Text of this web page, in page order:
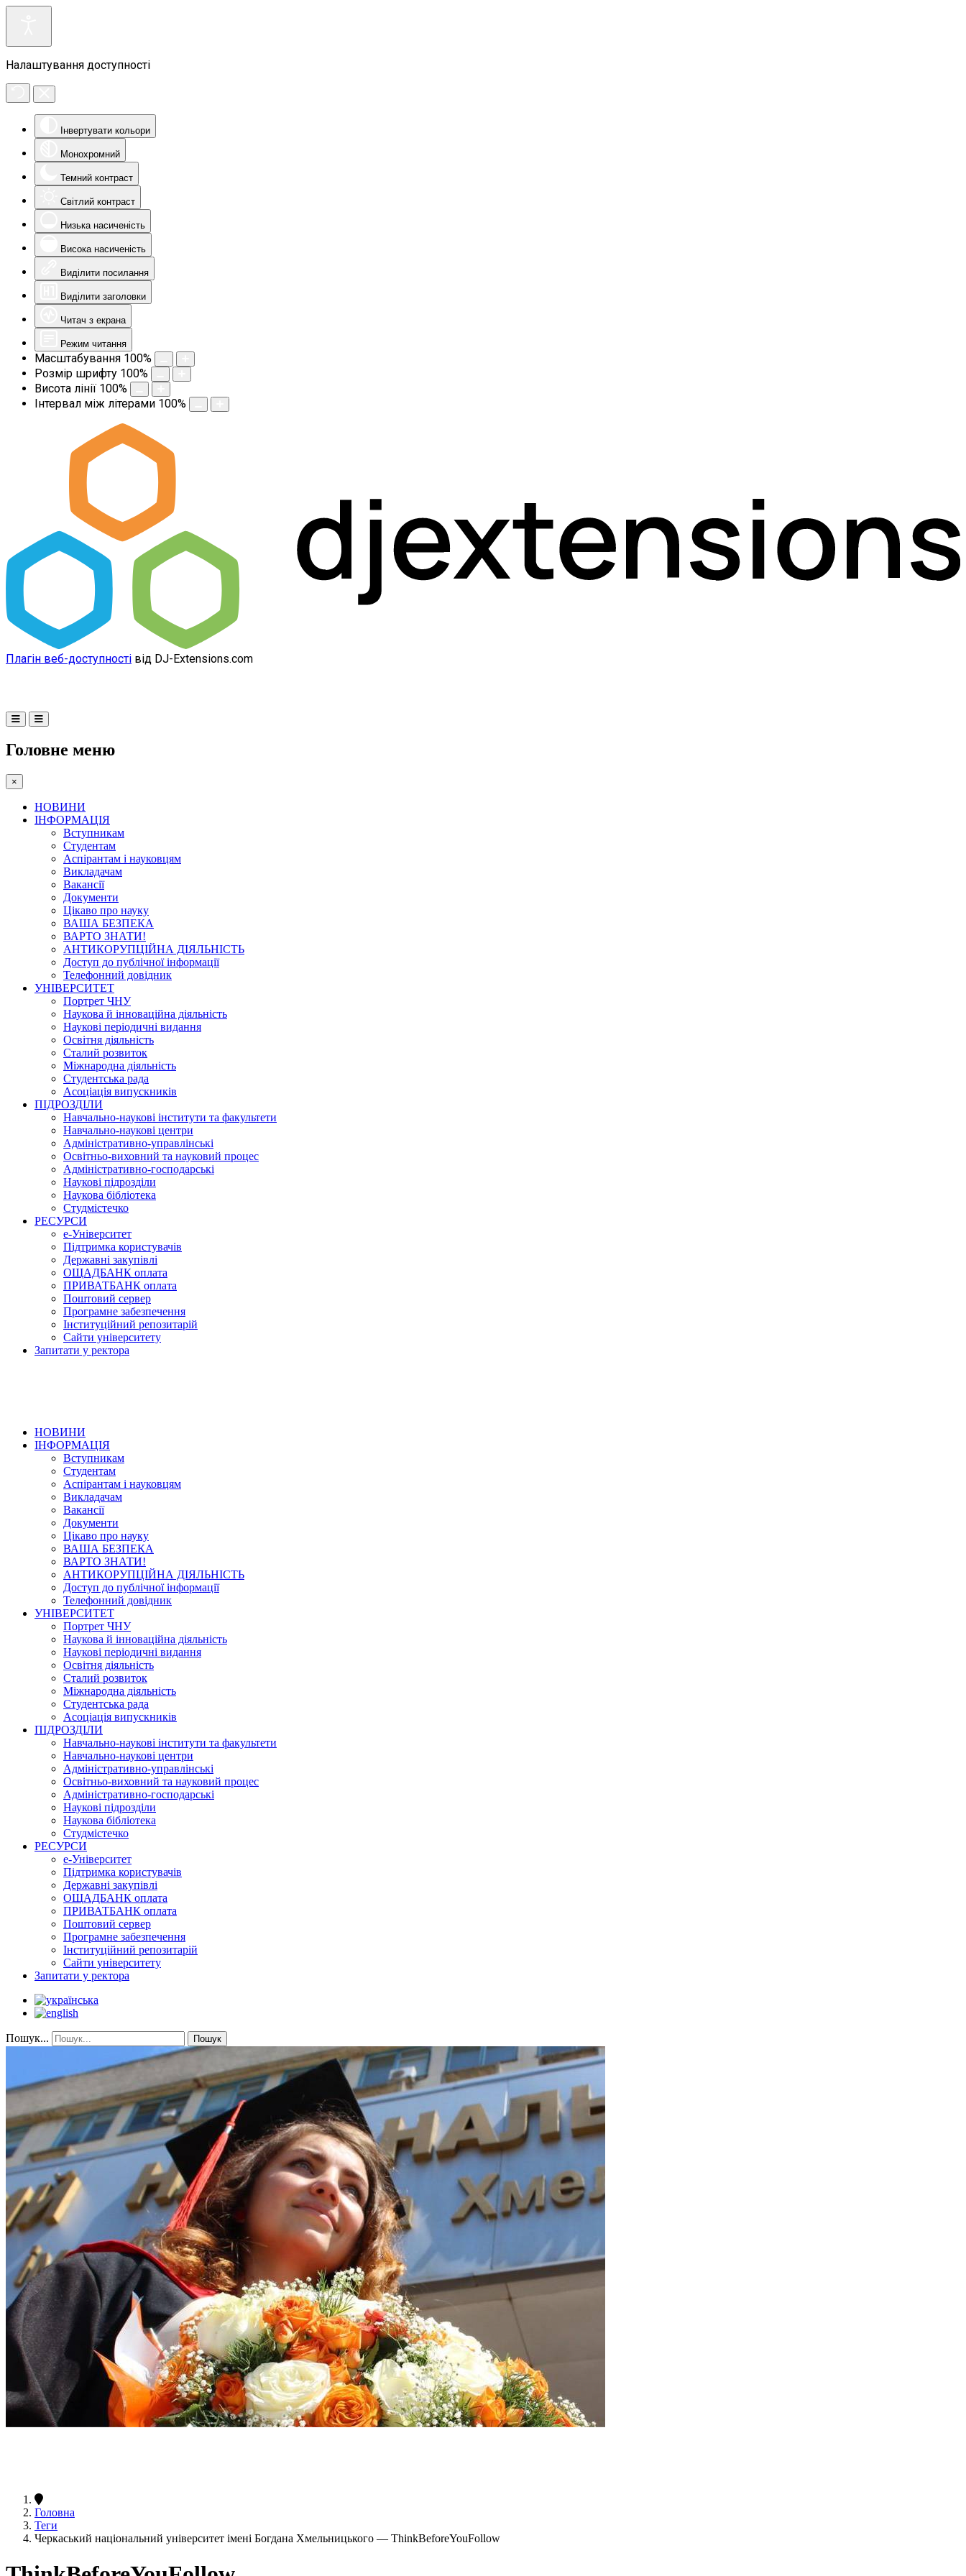
Налаштування доступності
Інвертувати кольори
Монохромний
Темний контраст
Світлий контраст
Низька насиченість
Висока насиченість
Виділити посилання
Виділити заголовки
Читач з екрана
Режим читання
Масштабування 100%
Розмір шрифту 100%
Висота лінії 100%
Інтервал між літерами 100%
Плагін веб-доступності від DJ-Extensions.com
Головне меню
×
НОВИНИ
ІНФОРМАЦІЯ
Вступникам
Студентам
Аспірантам і науковцям
Викладачам
Вакансії
Документи
Цікаво про науку
ВАША БЕЗПЕКА
ВАРТО ЗНАТИ!
АНТИКОРУПЦІЙНА ДІЯЛЬНІСТЬ
Доступ до публічної інформації
Телефонний довідник
УНІВЕРСИТЕТ
Портрет ЧНУ
Наукова й інноваційна діяльність
Наукові періодичні видання
Освітня діяльність
Сталий розвиток
Міжнародна діяльність
Студентська рада
Асоціація випускників
ПІДРОЗДІЛИ
Навчально-наукові інститути та факультети
Навчально-наукові центри
Адміністративно-управлінські
Освітньо-виховний та науковий процес
Адміністративно-господарські
Наукові підрозділи
Наукова бібліотека
Студмістечко
РЕСУРСИ
е-Університет
Підтримка користувачів
Державні закупівлі
ОЩАДБАНК оплата
ПРИВАТБАНК оплата
Поштовий сервер
Програмне забезпечення
Інституційний репозитарій
Сайти університету
Запитати у ректора
НОВИНИ
ІНФОРМАЦІЯ
Вступникам
Студентам
Аспірантам і науковцям
Викладачам
Вакансії
Документи
Цікаво про науку
ВАША БЕЗПЕКА
ВАРТО ЗНАТИ!
АНТИКОРУПЦІЙНА ДІЯЛЬНІСТЬ
Доступ до публічної інформації
Телефонний довідник
УНІВЕРСИТЕТ
Портрет ЧНУ
Наукова й інноваційна діяльність
Наукові періодичні видання
Освітня діяльність
Сталий розвиток
Міжнародна діяльність
Студентська рада
Асоціація випускників
ПІДРОЗДІЛИ
Навчально-наукові інститути та факультети
Навчально-наукові центри
Адміністративно-управлінські
Освітньо-виховний та науковий процес
Адміністративно-господарські
Наукові підрозділи
Наукова бібліотека
Студмістечко
РЕСУРСИ
е-Університет
Підтримка користувачів
Державні закупівлі
ОЩАДБАНК оплата
ПРИВАТБАНК оплата
Поштовий сервер
Програмне забезпечення
Інституційний репозитарій
Сайти університету
Запитати у ректора
Пошук... Пошук
Головна
Теги
Черкаський національний університет імені Богдана Хмельницького — ThinkBeforeYouFollow